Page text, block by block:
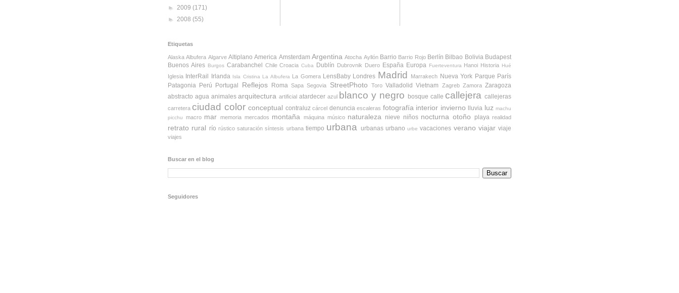
► 2009 (171)
► 2008 (55)
Etiquetas
Alaska Albufera Algarve Altiplano America Amsterdam Argentina Atocha Ayllón Barrio Barrio Rojo Berlín Bilbao Bolivia Budapest
Buenos Aires Burgos Carabanchel Chile Croacia Cuba Dublín Dubrovnik Duero España Europa Fuerteventura Hanoi Historia Hué
Iglesia InterRail Irlanda Isla Cristina La Albufera La Gomera LensBaby Londres Madrid Marrakech Nueva York Parque París
Patagonia Perú Portugal Reflejos Roma Sapa Segovia StreetPhoto Toro Valladolid Vietnam Zagreb Zamora Zaragoza
abstracto agua animales arquitectura artificial atardecer azul blanco y negro bosque calle callejera callejeras
carretera ciudad color conceptual contraluz cárcel denuncia escaleras fotografía interior invierno lluvia luz machu
picchu
macro mar memoria mercados montaña máquina músico naturaleza nieve niños nocturna otoño playa realidad
retrato rural río rústico saturación síntesis urbana tiempo urbana urbanas urbano urbe vacaciones verano viajar viaje
viajes
Buscar en el blog
Seguidores